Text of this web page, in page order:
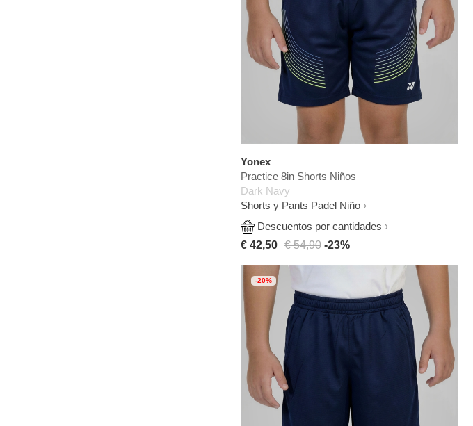
Yonex
Practice 8in Shorts Niños
Dark Navy
Shorts y Pants Padel Niño
Descuentos por cantidades
€ 42,50 € 54,90 -23%
-20%